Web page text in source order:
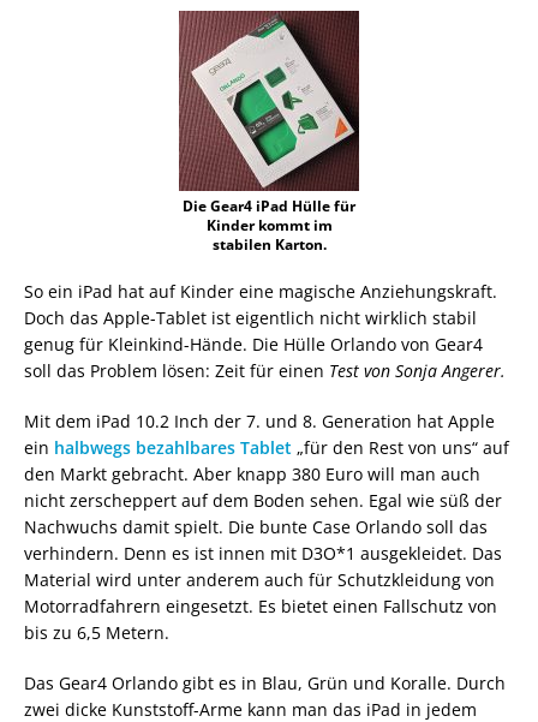
Die Gear4 iPad Hülle für
Kinder kommt im
stabilen Karton.
So ein iPad hat auf Kinder eine magische Anziehungskraft.
Doch das Apple-Tablet ist eigentlich nicht wirklich stabil
genug für Kleinkind-Hände. Die Hülle Orlando von Gear4
soll das Problem lösen: Zeit für einen Test von Sonja Angerer.
Mit dem iPad 10.2 Inch der 7. und 8. Generation hat Apple
ein halbwegs bezahlbares Tablet „für den Rest von uns“ auf
den Markt gebracht. Aber knapp 380 Euro will man auch
nicht zerscheppert auf dem Boden sehen. Egal wie süß der
Nachwuchs damit spielt. Die bunte Case Orlando soll das
verhindern. Denn es ist innen mit D3O*1 ausgekleidet. Das
Material wird unter anderem auch für Schutzkleidung von
Motorradfahrern eingesetzt. Es bietet einen Fallschutz von
bis zu 6,5 Metern.
Das Gear4 Orlando gibt es in Blau, Grün und Koralle. Durch
zwei dicke Kunststoff-Arme kann man das iPad in jedem